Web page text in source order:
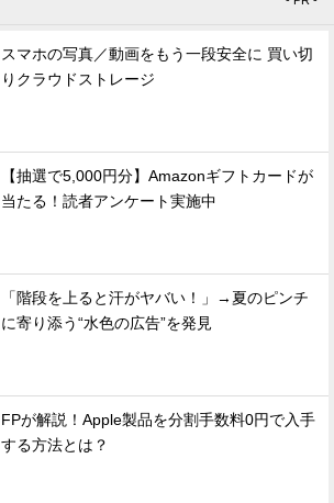
スマホの写真／動画をもう一段安全に 買い切
りクラウドストレージ
【抽選で5,000円分】Amazonギフトカードが
当たる！読者アンケート実施中
「階段を上ると汗がヤバい！」→夏のピンチ
に寄り添う“水色の広告”を発見
FPが解説！Apple製品を分割手数料0円で入手
する方法とは？